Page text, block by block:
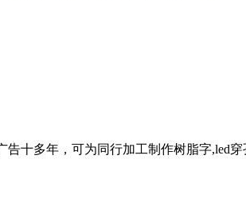
告十多年，可为同行加工制作树脂字